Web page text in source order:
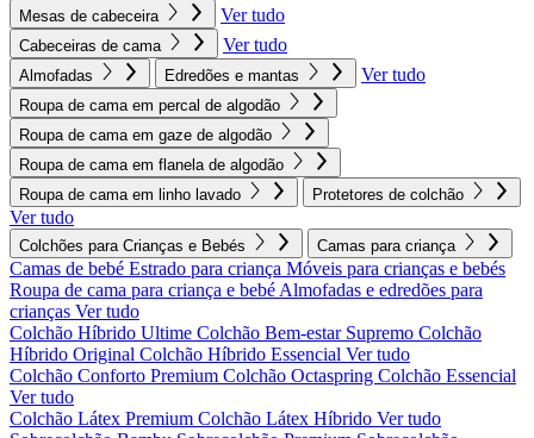
Mesas de cabeceira Ver tudo
Cabeceiras de cama Ver tudo
Almofadas Edredões e mantas Ver tudo
Roupa de cama em percal de algodão
Roupa de cama em gaze de algodão
Roupa de cama em flanela de algodão
Roupa de cama em linho lavado
Protetores de colchão
Ver tudo
Colchões para Crianças e Bebés Camas para criança
Camas de bebé Estrado para criança Móveis para crianças e bebés
Roupa de cama para criança e bebé Almofadas e edredões para
crianças Ver tudo
Colchão Híbrido Ultime Colchão Bem-estar Supremo Colchão
Híbrido Original Colchão Híbrido Essencial Ver tudo
Colchão Conforto Premium Colchão Octaspring Colchão Essencial
Ver tudo
Colchão Látex Premium Colchão Látex Híbrido Ver tudo